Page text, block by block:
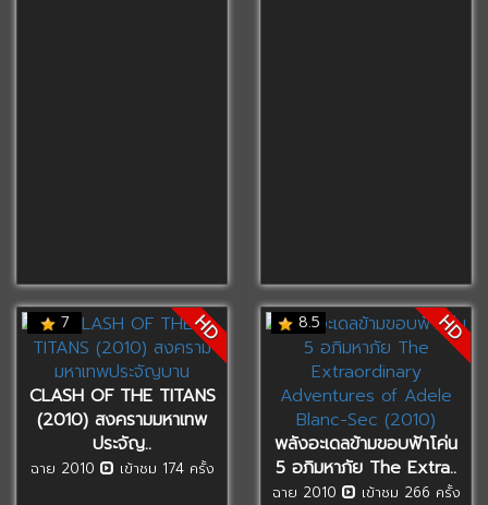
7 HD
CLASH OF THE TITANS
(2010) สงครามมหาเทพ
ประจัญ..
ฉาย 2010 เข้าชม 174 ครั้ง
8.5 HD
พลังอะเดลข้ามขอบฟ้าโค่น
5 อภิมหาภัย The Extra..
ฉาย 2010 เข้าชม 266 ครั้ง